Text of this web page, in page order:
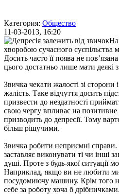
Категория: Общество
11-03-2013, 16:20
хворобою сучасного суспільства
Досить часто її поява не
цього достатньо лише мати деякі
Звичка чекати жалості зі
жалість. Таке відчуття досить
призвести до нездатності
свою чергу впливає на позитивне
призводить до депресії. Тому
більш рішучими.
Звичка робити неприємні
заставляє виконувати ті чи інші
душі. Проте з будь-якої ситуації
Наприклад, якщо ви не любити
посудомиючу машину. Крім того
себе за роботу хоча б дрібничками.